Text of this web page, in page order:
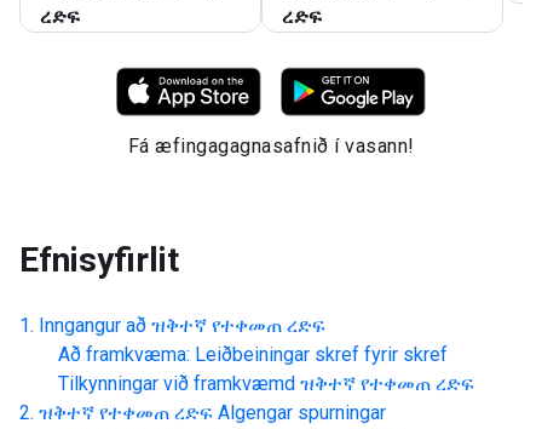
ረድፍ
ረድፍ
Fá æfingagagnasafnið í vasann!
Efnisyfirlit
Inngangur að ዝቅተኛ የተቀመጠ ረድፍ
Að framkvæma: Leiðbeiningar skref fyrir skref
Tilkynningar við framkvæmd ዝቅተኛ የተቀመጠ ረድፍ
ዝቅተኛ የተቀመጠ ረድፍ Algengar spurningar